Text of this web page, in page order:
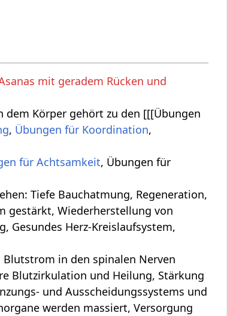
mit geradem Rücken und
Körper gehört zu den [[[Übungen
, Übungen für Koordination,
für Achtsamkeit, Übungen für
gestärkt, Wiederherstellung von
Gesundes Herz-Kreislaufsystem,
Blutstrom in den spinalen Nerven
Blutzirkulation und Heilung, Stärkung
und Ausscheidungssystems und
werden massiert, Versorgung